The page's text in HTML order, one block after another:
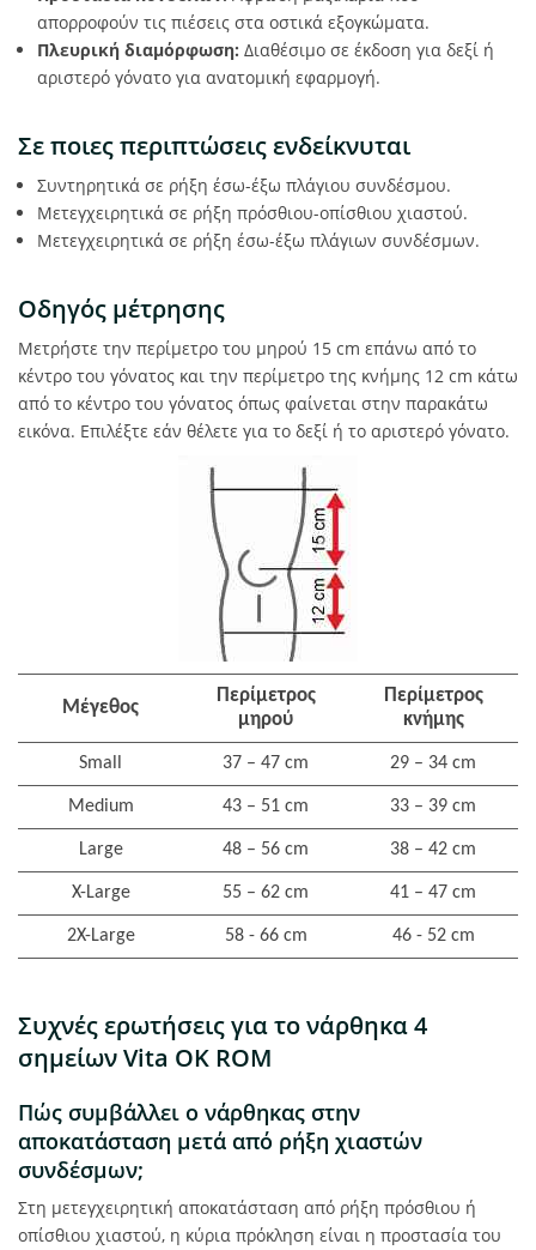
απορροφούν τις πιέσεις στα οστικά εξογκώματα.
Πλευρική διαμόρφωση: Διαθέσιμο σε έκδοση για δεξί ή
αριστερό γόνατο για ανατομική εφαρμογή.
Σε ποιες περιπτώσεις ενδείκνυται
Συντηρητικά σε ρήξη έσω-έξω πλάγιου συνδέσμου.
Μετεγχειρητικά σε ρήξη πρόσθιου-οπίσθιου χιαστού.
Μετεγχειρητικά σε ρήξη έσω-έξω πλάγιων συνδέσμων.
Οδηγός μέτρησης
Μετρήστε την περίμετρο του μηρού 15 cm επάνω από το
κέντρο του γόνατος και την περίμετρο της κνήμης 12 cm κάτω
από το κέντρο του γόνατος όπως φαίνεται στην παρακάτω
εικόνα. Επιλέξτε εάν θέλετε για το δεξί ή το αριστερό γόνατο.
Μέγεθος
Περίμετρος
μηρού
Περίμετρος
κνήμης
Small 37 – 47 cm 29 – 34 cm
Medium 43 – 51 cm 33 – 39 cm
Large 48 – 56 cm 38 – 42 cm
X-Large 55 – 62 cm 41 – 47 cm
2X-Large 58 - 66 cm 46 - 52 cm
Συχνές ερωτήσεις για το νάρθηκα 4
σημείων Vita OK ROM
Πώς συμβάλλει ο νάρθηκας στην
αποκατάσταση μετά από ρήξη χιαστών
συνδέσμων;
Στη μετεγχειρητική αποκατάσταση από ρήξη πρόσθιου ή
οπίσθιου χιαστού, η κύρια πρόκληση είναι η προστασία του